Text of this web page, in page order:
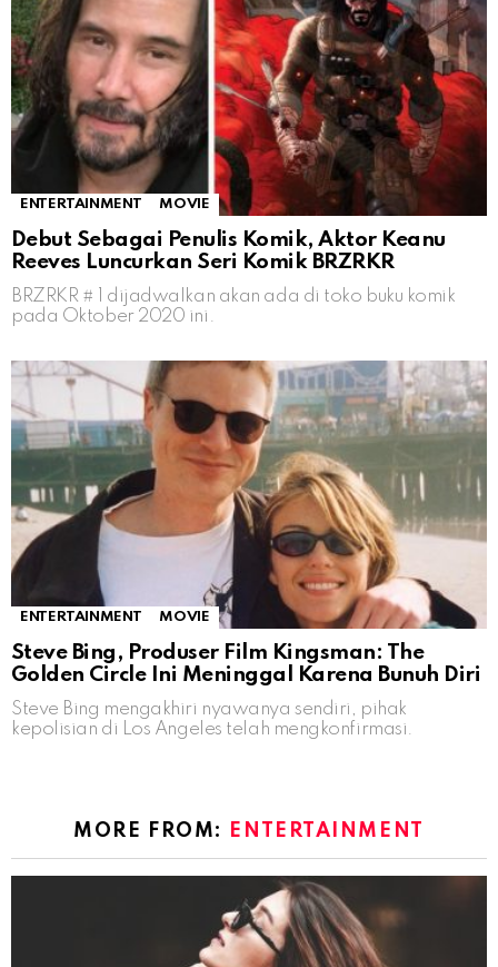
ENTERTAINMENT MOVIE
Debut Sebagai Penulis Komik, Aktor Keanu
Reeves Luncurkan Seri Komik BRZRKR
BRZRKR # 1 dijadwalkan akan ada di toko buku komik
pada Oktober 2020 ini.
ENTERTAINMENT MOVIE
Steve Bing, Produser Film Kingsman: The
Golden Circle Ini Meninggal Karena Bunuh Diri
Steve Bing mengakhiri nyawanya sendiri, pihak
kepolisian di Los Angeles telah mengkonfirmasi.
MORE FROM: ENTERTAINMENT